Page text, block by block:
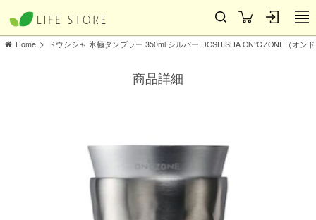
Home > ドウシシャ 氷極タンブラー 350ml シルバー DOSHISHA ON℃ZONE（オン
商品詳細